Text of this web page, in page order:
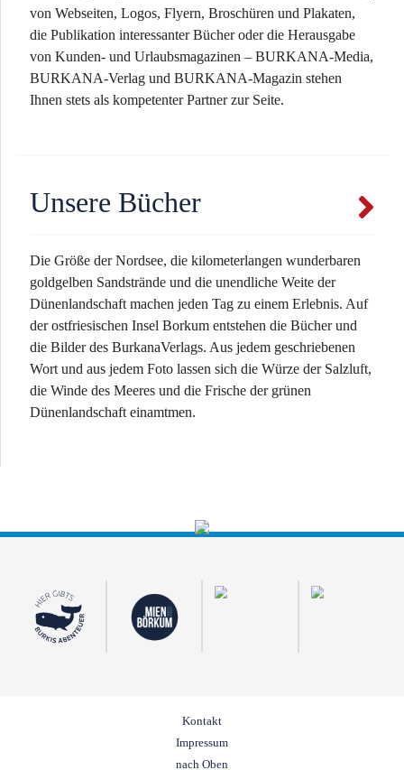
von Webseiten, Logos, Flyern, Broschüren und Plakaten,
die Publikation interessanter Bücher oder die Herausgabe
von Kunden- und Urlaubsmagazinen – BURKANA-Media,
BURKANA-Verlag und BURKANA-Magazin stehen
Ihnen stets als kompetenter Partner zur Seite.
Unsere Bücher
Die Größe der Nordsee, die kilometerlangen wunderbaren
goldgelben Sandstrände und die unendliche Weite der
Dünenlandschaft machen jeden Tag zu einem Erlebnis. Auf
der ostfriesischen Insel Borkum entstehen die Bücher und
die Bilder des BurkanaVerlags. Aus jedem geschriebenen
Wort und aus jedem Foto lassen sich die Würze der Salzluft,
die Winde des Meeres und die Frische der grünen
Dünenlandschaft einamtmen.
Kontakt
Impressum
nach Oben